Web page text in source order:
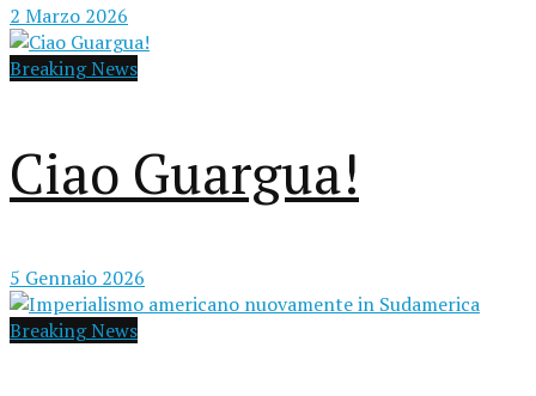
2 Marzo 2026
Breaking News
Ciao Guargua!
5 Gennaio 2026
Breaking News